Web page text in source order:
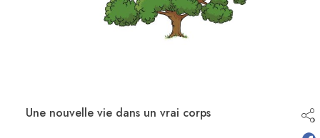
Une nouvelle vie dans un vrai corps